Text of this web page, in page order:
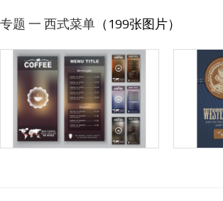
专题 一 西式菜单 （199张图片）